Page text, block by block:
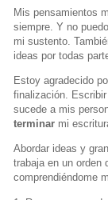
Mis pensamientos
siempre. Y no
mi sustento.
ideas por todas
Estoy agradecido
finalización.
sucede a mis
terminarmi
Abordar ideas y
trabaja en un orden
comprendiéndome